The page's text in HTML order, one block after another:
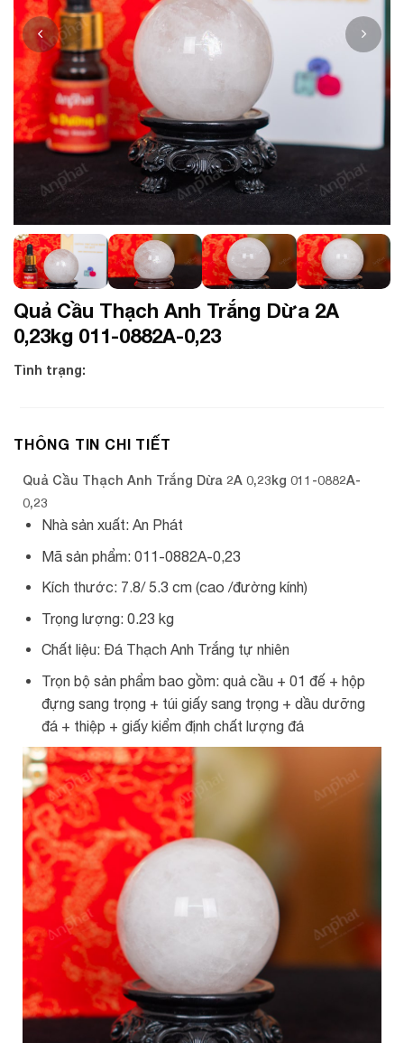
Quả Cầu Thạch Anh Trắng Dừa 2A
0,23kg 011-0882A-0,23
Tình trạng:
THÔNG TIN CHI TIẾT
Quả Cầu Thạch Anh Trắng Dừa 2A 0,23kg 011-0882A-
0,23
Nhà sản xuất: An Phát
Mã sản phẩm: 011-0882A-0,23
Kích thước: 7.8/ 5.3 cm (cao /đường kính)
Trọng lượng: 0.23 kg
Chất liệu: Đá Thạch Anh Trắng tự nhiên
Trọn bộ sản phẩm bao gồm: quả cầu + 01 đế + hộp
đựng sang trọng + túi giấy sang trọng + dầu dưỡng
đá + thiệp + giấy kiểm định chất lượng đá